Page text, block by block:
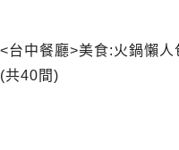
<台中餐廳>美食:火鍋懶
(共40間)